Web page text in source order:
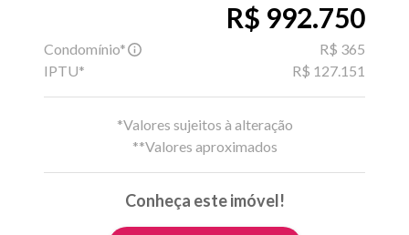
R$ 992.750
Condomínio*
R$ 365
IPTU*
R$ 127.151
*Valores sujeitos à alteração
**Valores aproximados
Conheça este imóvel!